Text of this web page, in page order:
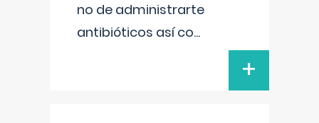
no de administrarte
antibióticos así co...
+